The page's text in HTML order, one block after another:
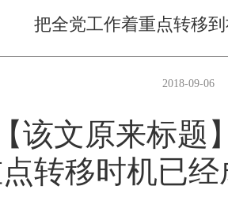
把全党工作着重点转移
2018-09-06
【该文原来标
转移时机已经